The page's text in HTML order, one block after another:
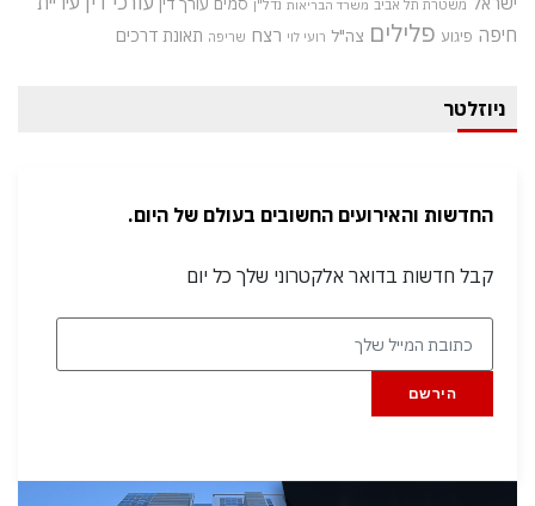
משטרת תל אביב משרד הבריאות נדל"ן
חיפה פיגוע פלילים צה"ל רועי לוי רצח שריפה תאונת דרכים
ניוזלטר
החדשות והאירועים החשובים בעולם של היום.
קבל חדשות בדואר אלקטרוני שלך כל יום
הירשם